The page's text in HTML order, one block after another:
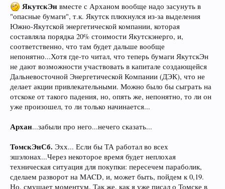
ЯкутскЭн вместе с Арханом вообще надо засунуть в
"опасные бумаги", т.к. Якутск плюхнулся из-за выделения
Южно-Якутской энергетической компании, которая
составляла порядка 20% стоимости Якутскэнерго, и,
соответственно, что там будет дальше вообще
непонятно...Хотя где-то читал, что теперь бумаги ЯкутскЭн
не дают возможности участвовать в капитале создающейся
Дальневосточной Энергетической Компании (ДЭК), что не
делает акции привлекательными. Можно было бы сыграть на
отскоке от такого падения, но, опять же, непонятно, то ли он
уже произошел, то ли только начинается...
Архан...забыли про него...нечего сказать...
ТомскЭнСб. Эхх... Если бы ТА работал во всех
эшэлонах...Через некоторое время будет неплохая
техническая ситуация для покупки: пересечем параболик,
сделаем разворот на MACD, и, может быть, пойдем к 0,19.
Но, смущает моментум. Так же, как я уже писал о Томске в